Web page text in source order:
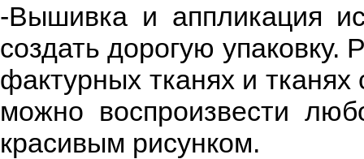
-Вышивка и аппликация
создать дорогую
фактурных тканях и
можно воспроизвести
красивым рисунком.